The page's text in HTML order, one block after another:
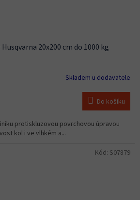
20x200 cm do 1000 kg
Skladem u dodavatele
Do košíku
protiskluzovou povrchovou úpravou
kol i ve vlhkém a...
Kód: S07879